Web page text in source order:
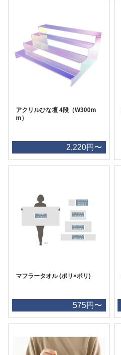
アクリルひな壇 4段（W300m
m）
2,220円〜
マフラータオル (ポリ×ポリ)
575円〜